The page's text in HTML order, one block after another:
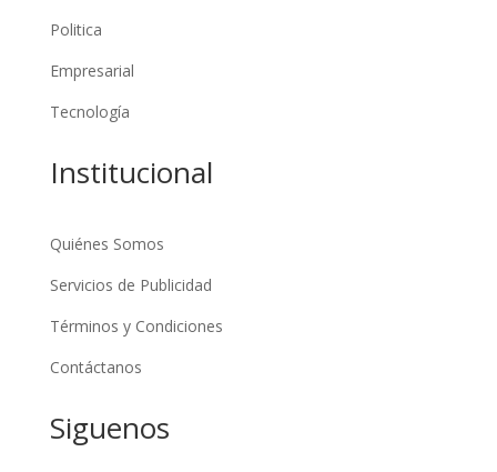
Politica
Empresarial
Tecnología
Institucional
Quiénes Somos
Servicios de Publicidad
Términos y Condiciones
Contáctanos
Siguenos